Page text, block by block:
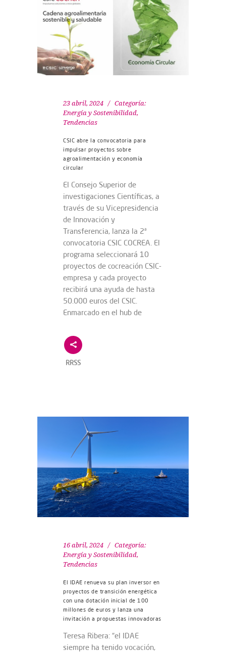
23 abril, 2024
Categoría:
Energía y Sostenibilidad,
Tendencias
CSIC abre la convocatoria para
impulsar proyectos sobre
agroalimentación y economía
circular
El Consejo Superior de
investigaciones Científicas, a
través de su Vicepresidencia
de Innovación y
Transferencia, lanza la 2ª
convocatoria CSIC COCREA. El
programa seleccionará 10
proyectos de cocreación CSIC-
empresa y cada proyecto
recibirá una ayuda de hasta
50.000 euros del CSIC.
Enmarcado en el hub de
RRSS
16 abril, 2024
Categoría:
Energía y Sostenibilidad,
Tendencias
El IDAE renueva su plan inversor en
proyectos de transición energética
con una dotación inicial de 100
millones de euros y lanza una
invitación a propuestas innovadoras
Teresa Ribera: “el IDAE
siempre ha tenido vocación,